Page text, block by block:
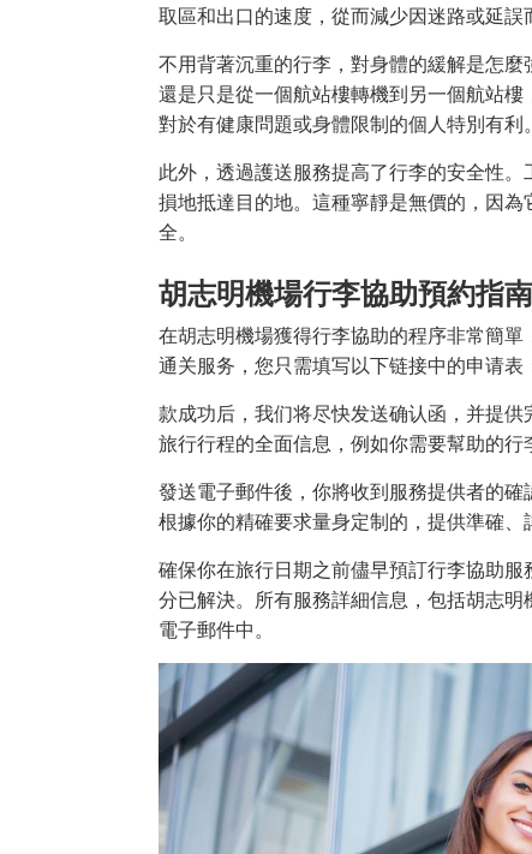
取區和出口的速度，從而減少因迷路或延誤
不用背著沉重的行李，對身體的緩解是怎
還是只是從一個航站樓轉機到另一個航站
對於有健康問題或身體限制的個人特別有利。
此外，透過護送服務提高了行李的安全性
損地抵達目的地。這種寧靜是無價的，因
全。
胡志明機場行李協助預約指
在胡志明機場獲得行李協助的程序非常簡
通关服务，您只需填写以下链接中的申请表
款成功后，我们将尽快发送确认函，并提
旅行行程的全面信息，例如你需要幫助的行
發送電子郵件後，你將收到服務提供者的
根據你的精確要求量身定制的，提供準確、
確保你在旅行日期之前儘早預訂行李協助
分已解決。所有服務詳細信息，包括胡志
電子郵件中。